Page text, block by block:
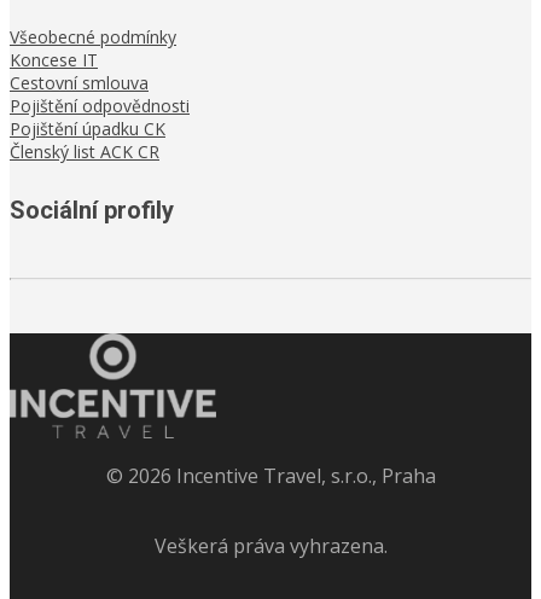
Všeobecné podmínky
Koncese IT
Cestovní smlouva
Pojištění odpovědnosti
Pojištění úpadku CK
Členský list ACK CR
Sociální profily
© 2026 Incentive Travel, s.r.o., Praha
Veškerá práva vyhrazena.